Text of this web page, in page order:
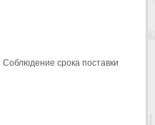
Соблюдение срока поставки